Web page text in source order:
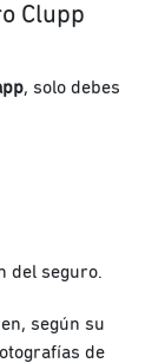
Clupp
, solo debes
del seguro.
según su
de